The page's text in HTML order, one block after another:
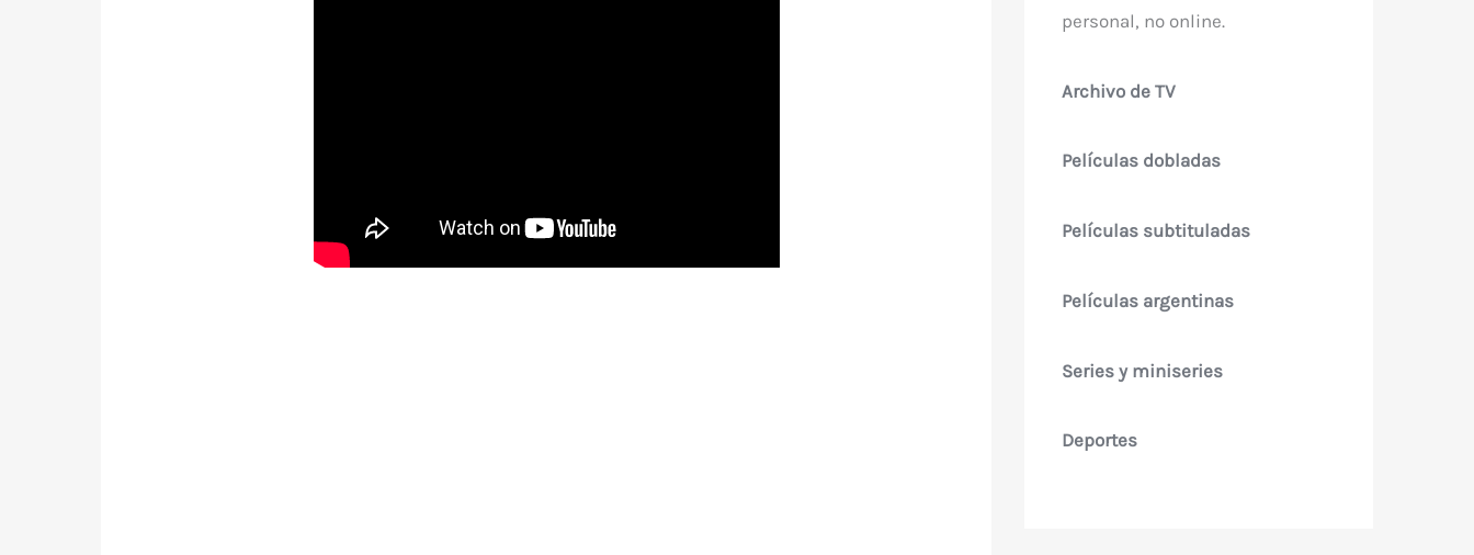
personal, no online.
Archivo de TV
Películas dobladas
Películas subtituladas
Películas argentinas
Series y miniseries
Deportes